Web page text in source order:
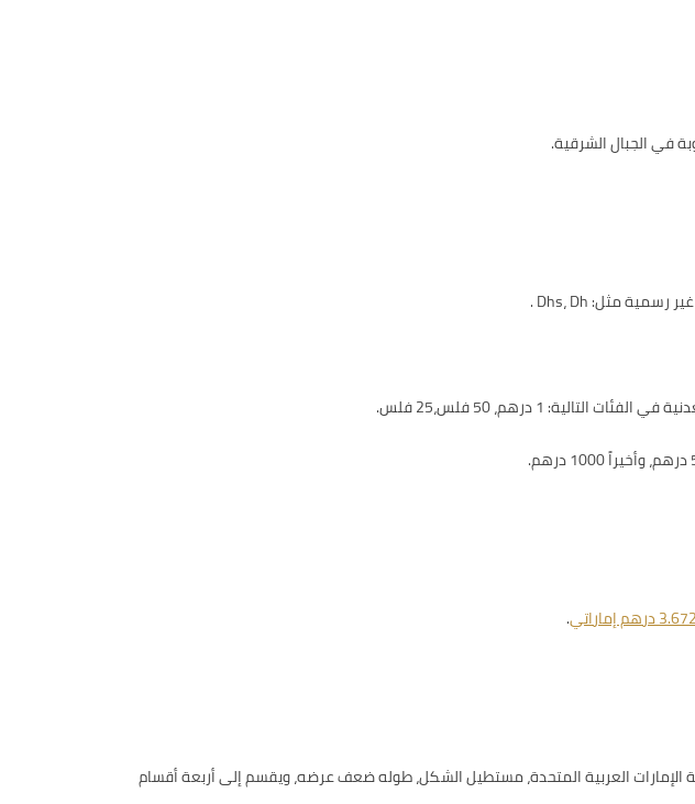
في الجبال الشرقية.
رسمية مثل:Dh،Dhs
.
درهم.
.
يكون علم دولة الإمارات العربية المتحدة، مستطيل الشكل، طوله ضعف عرضه، ويقسم إلى أربعة أقسام